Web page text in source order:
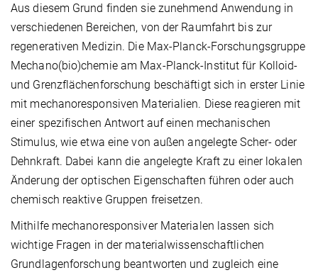
Aus diesem Grund finden sie zunehmend Anwendung in
verschiedenen Bereichen, von der Raumfahrt bis zur
regenerativen Medizin. Die Max-Planck-Forschungsgruppe
Mechano(bio)chemie am Max-Planck-Institut für Kolloid-
und Grenzflächenforschung beschäftigt sich in erster Linie
mit mechanoresponsiven Materialien. Diese reagieren mit
einer spezifischen Antwort auf einen mechanischen
Stimulus, wie etwa eine von außen angelegte Scher- oder
Dehnkraft. Dabei kann die angelegte Kraft zu einer lokalen
Änderung der optischen Eigenschaften führen oder auch
chemisch reaktive Gruppen freisetzen.
Mithilfe mechanoresponsiver Materialen lassen sich
wichtige Fragen in der materialwissenschaftlichen
Grundlagenforschung beantworten und zugleich eine